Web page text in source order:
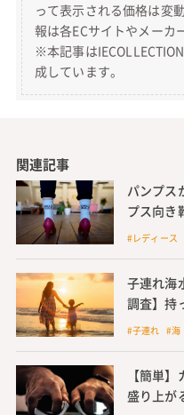
って表示される価格は変
報は各ECサイトやメーカ
※本記事は
成しています。
関連記事
パンプス
プス向き
#レディース
子連れ海
調査】持
#子連れ #海
【簡単
盛り上が